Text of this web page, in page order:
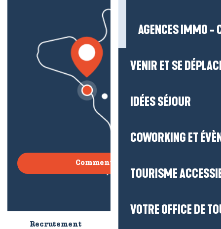
AGENCES IMMO -
VENIR ET SE
IDÉES SÉJOUR
COWORKING ET
TOURISME
VOTRE OFFICE DE
Comment venir ?
Recrutement